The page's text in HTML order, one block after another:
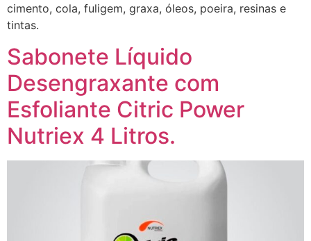
cimento, cola, fuligem, graxa, óleos, poeira, resinas e
tintas.
Sabonete Líquido
Desengraxante com
Esfoliante Citric Power
Nutriex 4 Litros.